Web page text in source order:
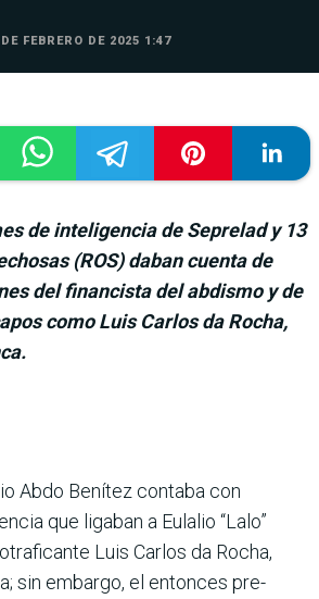
FEBRERO DE 2025 1:47
de inteligencia de Seprelad y 13
(ROS) daban cuenta de
del financista del abdismo y de
como Luis Carlos da Rocha,
Abdo Benítez contaba con
que ligaban a Eula­lio “Lalo”
Luis Carlos da Rocha,
sin embargo, el entonces pre­